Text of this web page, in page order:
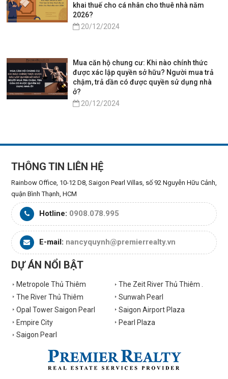
khai thuế cho cá nhân cho thuê nhà năm
2026?
20/12/2024
Mua căn hộ chung cư: Khi nào chính thức
được xác lập quyền sở hữu? Người mua trả
chậm, trả dần có được quyền sử dụng nhà
ở?
20/12/2024
THÔNG TIN LIÊN HỆ
Rainbow Office, 10-12 D8, Saigon Pearl Villas, số 92 Nguyễn Hữu Cảnh,
quận Bình Thạnh, HCM
Hotline: 0908.078.995
E-mail: nancyquynh@premierrealty.vn
DỰ ÁN NỔI BẬT
Metropole Thủ Thiêm
The Zeit River Thủ Thiêm .
The River Thủ Thiêm
Sunwah Pearl
Opal Tower Saigon Pearl
Saigon Airport Plaza
Empire City
Pearl Plaza
Saigon Pearl